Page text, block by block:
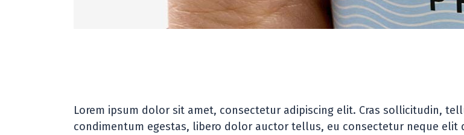
Lorem ipsum dolor sit amet, consectetur adipiscing elit. Cras sollicitudin,
condimentum egestas, libero dolor auctor tellus, eu consectetur neque elit